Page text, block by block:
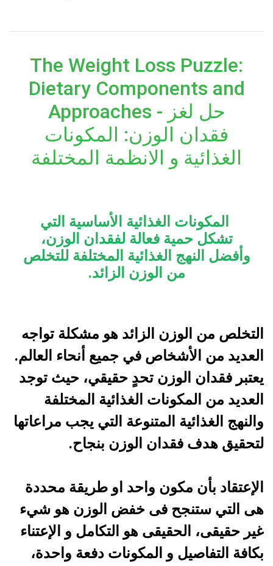
The Weight Loss Puzzle:
Dietary Components and
Approaches - حل لغز
فقدان الوزن: المكونات
الغذائية و الانظمة المختلفة
المكونات الغذائية الأساسية التي
تشكل حمية فعالة لفقدان الوزن،
وأفضل النهج الغذائية المختلفة للتخلص
من الوزن الزائد.
التخلص من الوزن الزائد هو مشكلة تواجه
العديد من الأشخاص في جميع أنحاء العالم.
يعتبر فقدان الوزن تحدٍ حقيقي، حيث توجد
العديد من المكونات الغذائية المختلفة
والنهج الغذائية المتنوعة التي يجب مراعاتها
لتحقيق هدف فقدان الوزن بنجاح.
الإعتقاد بأن مكون واحد او طريقة محددة
هى التي ستنجح فى خفض الوزن هو شيء
غير حقيقى، الحقيقى هو التكامل و الإعتناء
بكافة التفاصيل و المكونات دفعة واحدة،